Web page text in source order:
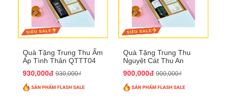
Quà Tặng Trung Thu Ấm
Áp Tình Thân QTTT04
930,000đ 930,000₫
Quà Tặng Trung Thu
Nguyệt Cát Thu An
900,000đ 900,000₫